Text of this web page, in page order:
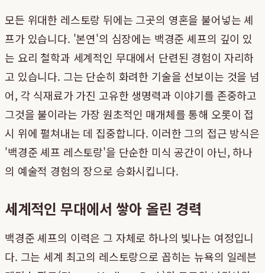
모든 위대한 레스토랑 뒤에는 그곳의 영혼을 불어넣는 셰
프가 있습니다. '본연'의 심장에는 백경준 셰프의 깊이 있
는 요리 철학과 세계적인 무대에서 단련된 경험이 자리하
고 있습니다. 그는 단순히 화려한 기술을 선보이는 것을 넘
어, 각 식재료가 가진 고유한 생명력과 이야기를 존중하고
그것을 불이라는 가장 원초적인 매개체를 통해 오롯이 접
시 위에 펼쳐내는 데 집중합니다. 이러한 그의 접근 방식은
'백경준 셰프 레스토랑'을 단순한 미식 공간이 아닌, 하나
의 예술적 경험의 장으로 승화시킵니다.
세계적인 무대에서 쌓아 올린 경력
백경준 셰프의 이력은 그 자체로 하나의 빛나는 여정입니
다. 그는 세계 최고의 레스토랑으로 꼽히는 뉴욕의 일레븐